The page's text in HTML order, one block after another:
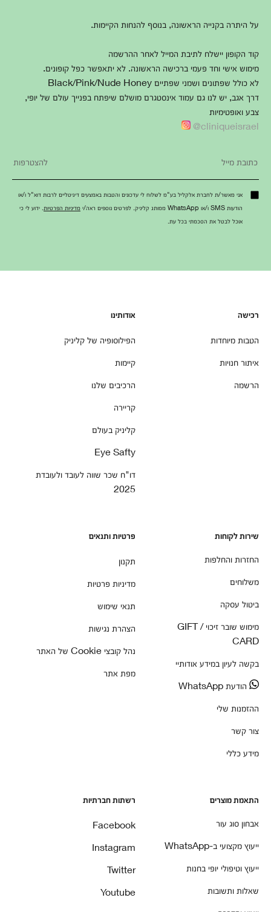
על היתרה בקנייה הראשונה, בנוסף להנחות הקיימות.
קוד הקופון יישלח לתיבת המייל לאחר ההרשמה
מימוש אישי וחד פעמי ברכישה הראשונה. לא יתאפשר כפל קופונים.
לא כולל שפתונים ושמני שפתיים Black/Pink/Nude Honey
דרך אגב, יש לנו גם עמוד אינסטגרם מושלם שיפתח בפנייך עולם של יופי,
צבע ואופטימיות
cliniqueisrael@
אני מאשר/ת לחברת אלקליל בע"מ לשלוח לי עדכונים והטבות באמצעים דיגיטליים לרבות דוא"ל ו/או
הודעות SMS ו/או WhatsApp ממותג קליניק. לפרטים נוספים ראה/י
מדיניות הפרטיות . ידוע לי כי
אוכל לבטל את הסכמתי בכל עת.
רכישה
הטבות מיוחדות
איתור חנויות
הרשמה
אודותינו
הפילוסופיה של קליניק
קיימות
הרכיבים שלנו
קריירה
קליניק בעולם
Eye Safty
דו"ח שכר שווה לעובד ולעובדת
2025
שירות לקוחות
החזרות והחלפות
משלוחים
ביטול עסקה
מימוש שובר זיכוי / GIFT
CARD
בקשה לעיון במידע אודותיי
הודעת WhatsApp
ההזמנות שלי
צור קשר
מידע כללי
פרטיות ותנאים
תקנון
מדיניות פרטיות
תנאי שימוש
הצהרת נגישות
נהל קובצי Cookie של האתר
מפת אתר
התאמת מוצרים
אבחון סוג עור
ייעוץ מקצועי ב-WhatsApp
ייעוץ וטיפולי יופי בחנות
שאלות ותשובות
רשתות חברתיות
Facebook
Instagram
Twitter
Youtube